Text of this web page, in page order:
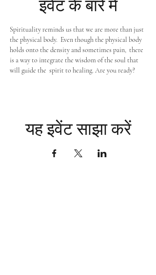
इवेंट के बारे में
Spirituality reminds us that we are more than just
the physical body.  Even though the physical body
holds onto the density and sometimes pain,  there
is a way to integrate the wisdom of the soul that
will guide the  spirit to healing. Are you ready?
यह इवेंट साझा करें